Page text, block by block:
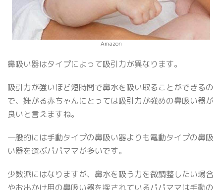
Amazon
鼻吸い器はタイプによって吸引力が異なります。
吸引力が強いほど短時間で鼻水を吸い取ることができるの
で、嫌がる赤ちゃんにとっては吸引力が強めの鼻吸い器が
良いと言えますね。
一般的には手動タイプの鼻吸い器よりも電動タイプの鼻吸
い器を選ぶパパママが多いです。
少数派にはなりますが、鼻水を吸う力を微調整したい場合
やお出かけ用の鼻吸い器を探されているパパママは手動の